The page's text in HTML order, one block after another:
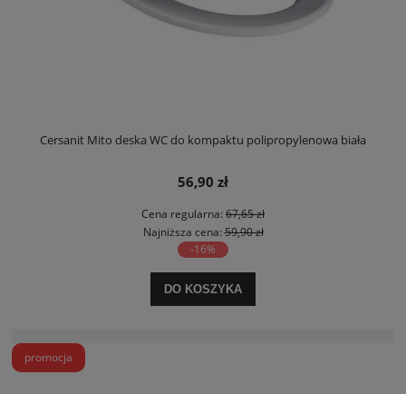
Cersanit Mito deska WC do kompaktu polipropylenowa biała
56,90 zł
Cena regularna: 67,65 zł
Najniższa cena:59,90 zł
-16%
DO KOSZYKA
promocja